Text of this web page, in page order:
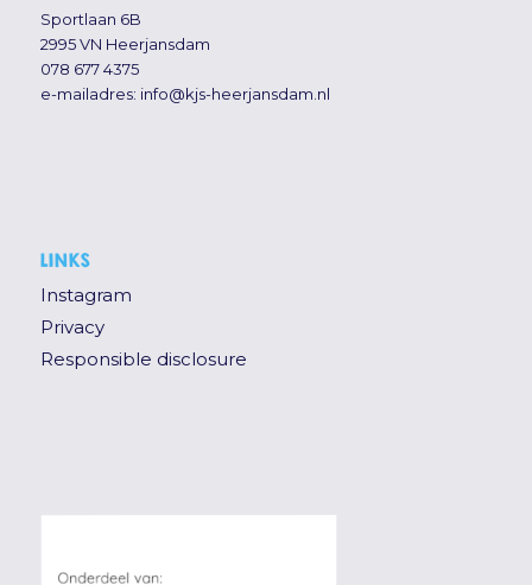
Sportlaan 6B
2995 VN Heerjansdam
078 677 4375
e-mailadres: info@kjs-heerjansdam.nl
LINKS
Instagram
Privacy
Responsible disclosure